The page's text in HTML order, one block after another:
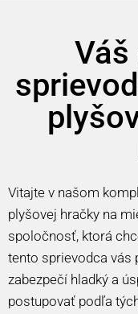
Vitajte v našom
plyšovej hračky na
spoločnosť, ktorá
tento sprievodca vás
zabezpečí hladký a
postupovať podľa